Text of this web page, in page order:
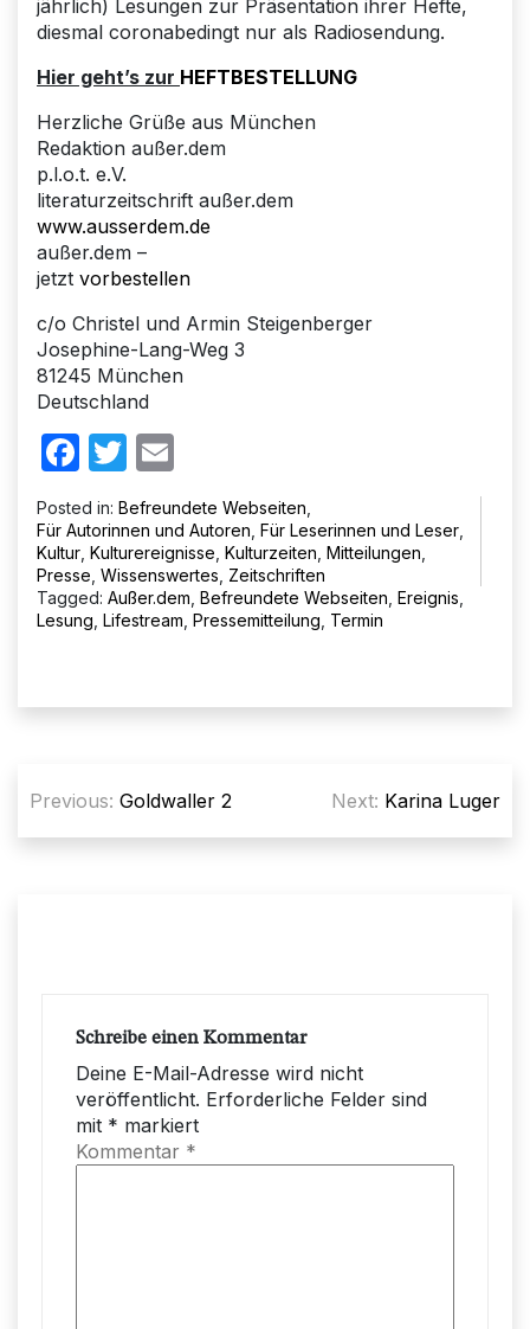
jährlich) Lesungen zur Präsentation ihrer Hefte,
diesmal coronabedingt nur als Radiosendung.
Hier geht’s zur HEFTBESTELLUNG
Herzliche Grüße aus München
Redaktion außer.dem
p.l.o.t. e.V.
literaturzeitschrift außer.dem
www.ausserdem.de
außer.dem –
jetzt vorbestellen
c/o Christel und Armin Steigenberger
Josephine-Lang-Weg 3
81245 München
Deutschland
Facebook
Twitter
Posted in: Befreundete Webseiten
Für Autorinnen und Autoren Für Leserinnen und Leser
Kultur Kulturereignisse Kulturzeiten Mitteilungen
Presse Wissenswertes Zeitschriften
Tagged: Außer.dem Befreundete Webseiten Ereignis
Lesung Lifestream Pressemitteilung Termin
Previous: Goldwaller 2 Next: Karina Luger
Schreibe einen Kommentar
Deine E-Mail-Adresse wird nicht
veröffentlicht. Erforderliche Felder sind
mit * markiert
Kommentar *